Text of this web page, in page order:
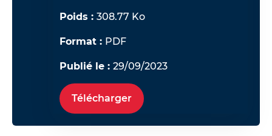
Poids :308.77 Ko
Format : PDF
Publié le :29/09/2023
Télécharger